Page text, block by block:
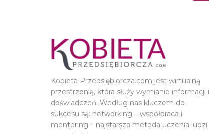
Kobieta Przedsiębiorcza.com jest wirtualną
przestrzenią, która służy wymianie informacji i
doświadczeń. Według nas kluczem do
sukcesu są: networking – współpraca i
mentoring – najstarsza metoda uczenia ludzi